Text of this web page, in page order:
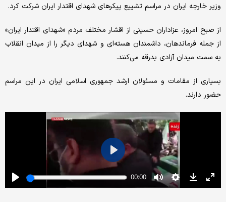
وزیر خارجه ایران در مراسم تشییع پیکرهای شهدای اقتدار ایران شرکت کرد.
از صبح امروز، عزاداران حسینی از اقشار مختلف مردم «شهدای اقتدار ایران»
از جمله فرماندهان، داشمندان هسته‌ای و شهدای دیگر را از میدان انقلاب
به سمت میدان آزادی بدرقه می‌کنند.
بسیاری از مقامات و مسئولان ارشد جمهوری اسلامی ایران در این مراسم
حضور دارند.